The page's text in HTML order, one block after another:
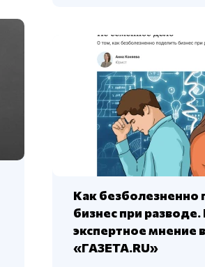
Как безболезненно
бизнес при
экспертное мнение в
«ГАЗЕТА.RU»